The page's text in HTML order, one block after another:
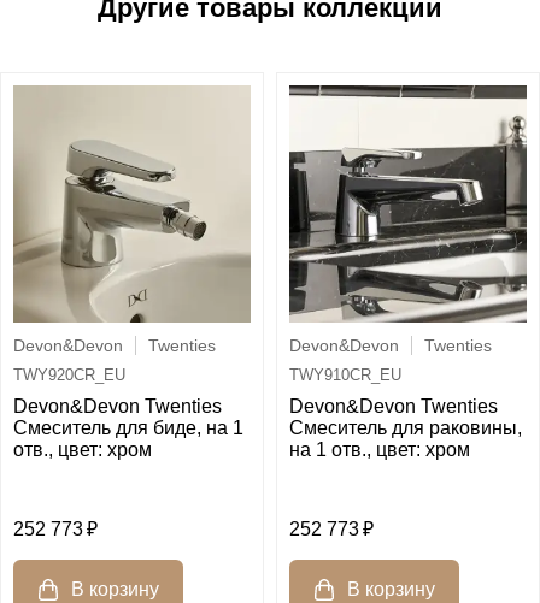
Devon&Devon Twenties
TWY920CR_EU
Devon&Devon Twenties
Смеситель для биде, на 1
отв., цвет: хром
252 773
Devon&Devon Twenties
TWY910CR_EU
Devon&Devon Twenties
Смеситель для раковины,
на 1 отв., цвет: хром
252 773